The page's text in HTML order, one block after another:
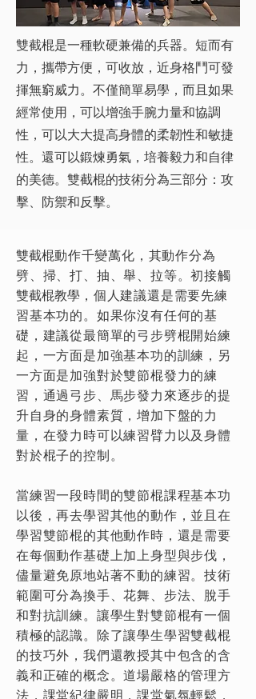
雙截棍是一種軟硬兼備的兵器。短而有
力，攜帶方便，可收放，近身格鬥可發
揮無窮威力。不僅簡單易學，而且如果
經常使用，可以增強手腕力量和協調
性，可以大大提高身體的柔韌性和敏捷
性。還可以鍛煉勇氣，培養毅力和自律
的美德。雙截棍的技術分為三部分：攻
擊、防禦和反擊。
雙截棍動作千變萬化，其動作分為
劈、掃、打、抽、舉、拉等。初接觸
雙截棍教學 ，個人建議還是需要先練
習基本功的。如果你沒有任何的基
礎，建議從最簡單的弓步劈棍開始練
起，一方面是加強基本功的訓練，另
一方面是加強對於雙節棍發力的練
習，通過弓步、馬步發力來逐步的提
升自身的身體素質，增加下盤的力
量，在發力時可以練習臂力以及身體
對於棍子的控制。
當練習一段時間的雙節棍課程基本功
以後，再去學習其他的動作，並且在
學習雙節棍的其他動作時，還是需要
在每個動作基礎上加上身型與步伐，
儘量避免原地站著不動的練習。技術
範圍可分為換手、花舞、步法、脫手
和對抗訓練。讓學生對雙節棍有一個
積極的認識。除了讓學生學習雙截棍
的技巧外，我們還教授其中包含的含
義和正確的概念。道場嚴格的管理方
法，課堂紀律嚴明，課堂氣氛輕鬆，